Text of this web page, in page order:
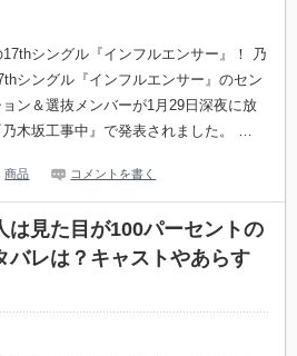
17thシングル『インフルエンサー』！ 乃
シングル『インフルエンサー』のセン
ン＆選抜メンバーが1月29日深夜に放
木坂工事中』で発表されました。 …
,商品 コメントを書く
は見た目が100パーセントの
バレは？キャストやあらす